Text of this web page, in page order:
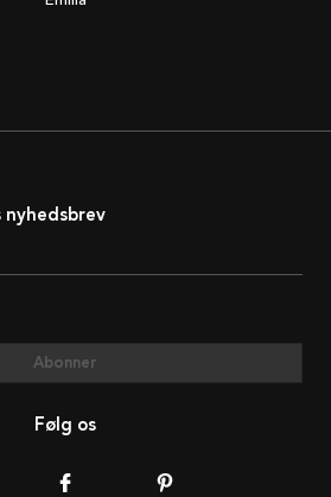
Abonner
Følg os